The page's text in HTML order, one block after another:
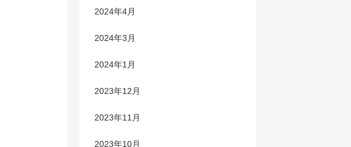
2024年4月
2024年3月
2024年1月
2023年12月
2023年11月
2023年10月